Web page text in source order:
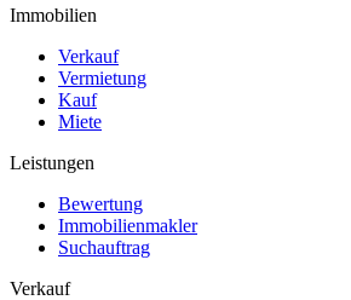
Immobilien
Verkauf
Vermietung
Kauf
Miete
Leistungen
Bewertung
Immobilienmakler
Suchauftrag
Verkauf